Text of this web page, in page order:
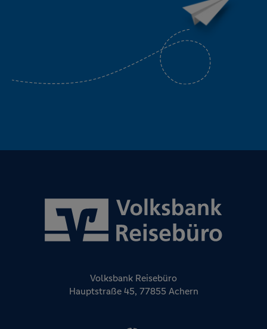
Volksbank Reisebüro
Hauptstraße 45, 77855 Achern